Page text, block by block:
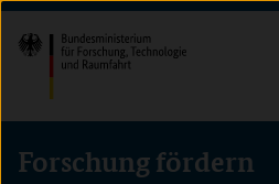
Direkt
zum
Inhalt
(Eingabetaste)
Direkt
zum
Hauptmenu
(Eingabetaste)
Direkt
zur
Suche
(Eingabetaste)
Forschung fördern